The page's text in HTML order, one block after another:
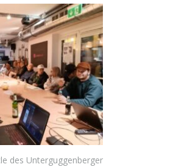
des Unterguggenberger